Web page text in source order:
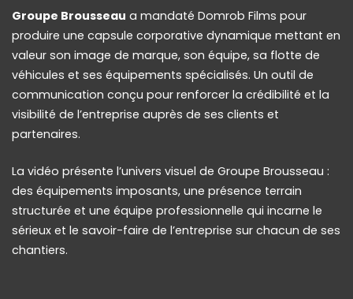
Groupe Brousseau a mandaté Domrob Films pour
produire une capsule corporative dynamique mettant en
valeur son image de marque, son équipe, sa flotte de
véhicules et ses équipements spécialisés. Un outil de
communication conçu pour renforcer la crédibilité et la
visibilité de l’entreprise auprès de ses clients et
partenaires.
La vidéo présente l’univers visuel de Groupe Brousseau :
des équipements imposants, une présence terrain
structurée et une équipe professionnelle qui incarne le
sérieux et le savoir-faire de l’entreprise sur chacun de ses
chantiers.